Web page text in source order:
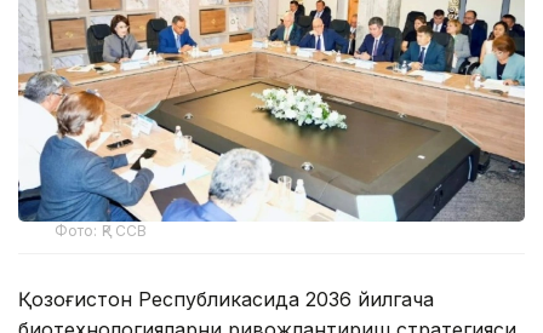
Фото: ҚР ССВ
Қозоғистон Республикасида 2036 йилгача